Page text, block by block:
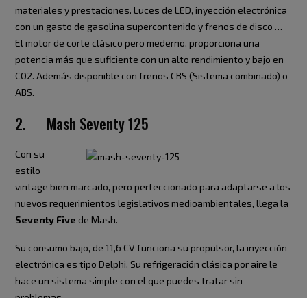
materiales y prestaciones. Luces de LED, inyección electrónica
con un gasto de gasolina supercontenido y frenos de disco …
El motor de corte clásico pero mederno, proporciona una
potencia más que suficiente con un alto rendimiento y bajo en
CO2. Además disponible con frenos CBS (Sistema combinado) o
ABS.
2. Mash Seventy 125
Con su
estilo
vintage bien marcado, pero perfeccionado para adaptarse a los
nuevos requerimientos legislativos medioambientales, llega la
Seventy Five de Mash.
Su consumo bajo, de 11,6 CV funciona su propulsor, la inyección
electrónica es tipo Delphi. Su refrigeración clásica por aire le
hace un sistema simple con el que puedes tratar sin